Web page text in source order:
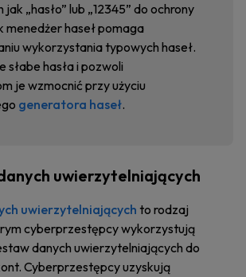
jak „hasło” lub „12345” do ochrony
menedżer haseł pomaga
wykorzystania typowych haseł.
słabe hasła i pozwoli
je wzmocnić przy użyciu
generatora haseł.
uwierzytelniających
uwierzytelniających to rodzaj
cyberprzestępcy wykorzystują
danych uwierzytelniających do
Cyberprzestępcy uzyskują